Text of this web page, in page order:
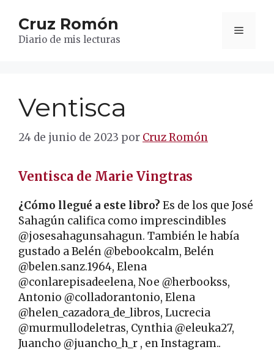
contenido
Cruz Romón
Diario de mis lecturas
Menú
Ventisca
24 de junio de 2023 por Cruz Romón
Ventisca de Marie Vingtras
¿Cómo llegué a este libro? Es de los que José
Sahagún califica como imprescindibles
@josesahagunsahagun. También le había
gustado a Belén @bebookcalm, Belén
@belen.sanz.1964, Elena
@conlarepisadeelena, Noe @herbookss,
Antonio @colladorantonio, Elena
@helen_cazadora_de_libros, Lucrecia
@murmullodeletras, Cynthia @eleuka27,
Juancho @juancho_h_r , en Instagram..